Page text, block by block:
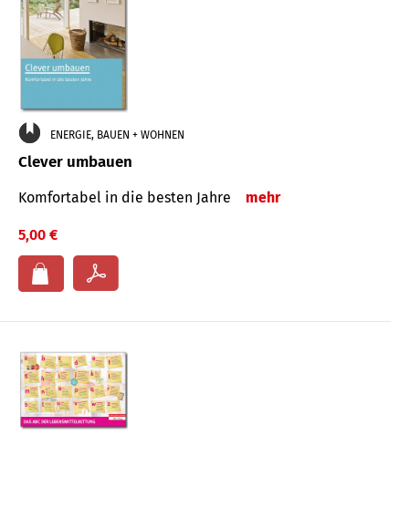
ENERGIE, BAUEN + WOHNEN
Clever umbauen
Komfortabel in die besten Jahre mehr
5,00 €